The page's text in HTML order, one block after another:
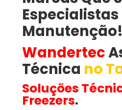
Especialistas
Manutenção!
Wandertec
Técnica no
Soluções
Freezers.